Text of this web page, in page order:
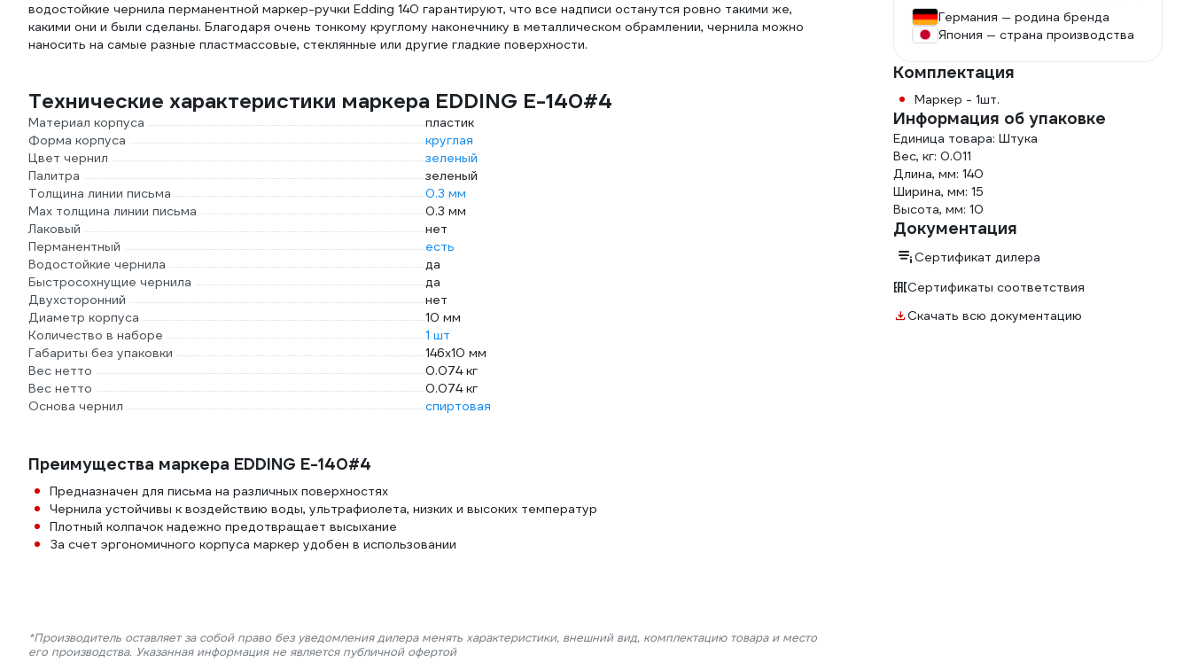
водостойкие чернила перманентной маркер-ручки Edding 140 гарантируют, что все надписи останутся ровно такими же,
какими они и были сделаны. Благодаря очень тонкому круглому наконечнику в металлическом обрамлении, чернила можно
наносить на самые разные пластмассовые, стеклянные или другие гладкие поверхности.
Технические характеристики маркера EDDING E-140#4
Материал корпуса
пластик
Форма корпуса
круглая
Цвет чернил
зеленый
Палитра
зеленый
Толщина линии письма
0.3 мм
Мах толщина линии письма
0.3 мм
Лаковый
нет
Перманентный
есть
Водостойкие чернила
да
Быстросохнущие чернила
да
Двухсторонний
нет
Диаметр корпуса
10 мм
Количество в наборе
1 шт
Габариты без упаковки
146x10 мм
Вес нетто
0.074 кг
Вес нетто
0.074 кг
Основа чернил
спиртовая
Преимущества маркера EDDING E-140#4
Предназначен для письма на различных поверхностях
Чернила устойчивы к воздействию воды, ультрафиолета, низких и высоких температур
Плотный колпачок надежно предотвращает высыхание
За счет эргономичного корпуса маркер удобен в использовании
*Производитель оставляет за собой право без уведомления дилера менять характеристики, внешний вид, комплектацию товара и место
его производства. Указанная информация не является публичной офертой
Германия — родина бренда
Япония — страна производства
Комплектация
Маркер - 1шт.
Информация об упаковке
Единица товара: Штука
Вес, кг: 0.011
Длина, мм: 140
Ширина, мм: 15
Высота, мм: 10
Документация
Сертификат дилера
Сертификаты соответствия
Скачать всю документацию